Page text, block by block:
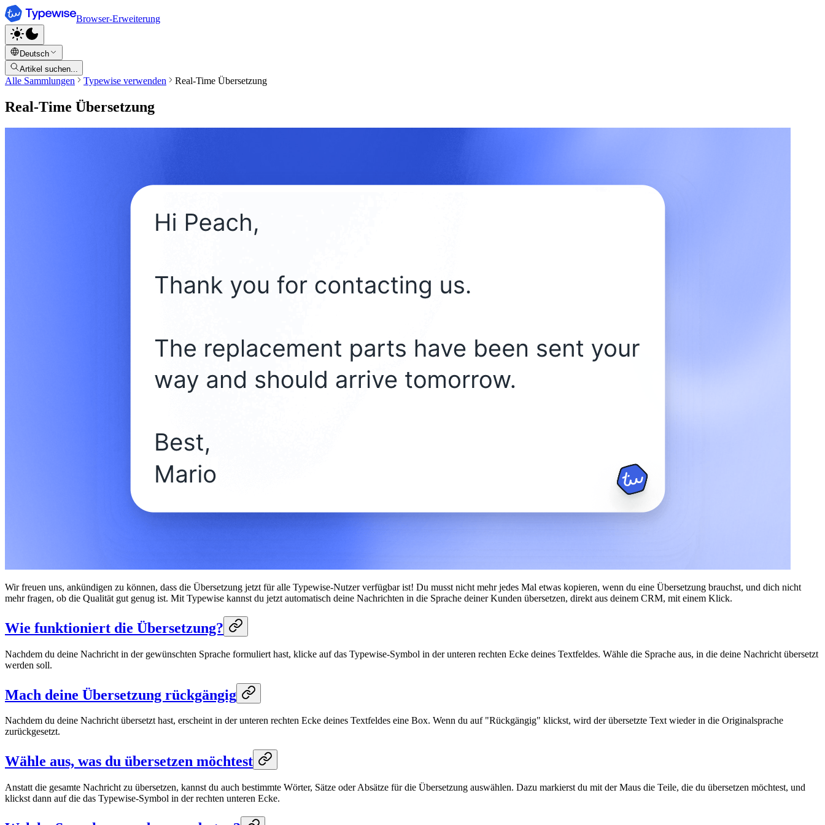
Browser-Erweiterung
Deutsch
Artikel suchen...
Alle Sammlungen Typewise verwenden Real-Time Übersetzung
Real-Time Übersetzung
Wir freuen uns, ankündigen zu können, dass die Übersetzung jetzt für alle Typewise-Nutzer verfügbar ist! Du musst nicht mehr jedes Mal etwas kopieren, wenn du eine Übersetzung brauchst, und dich nicht
mehr fragen, ob die Qualität gut genug ist. Mit Typewise kannst du jetzt automatisch deine Nachrichten in die Sprache deiner Kunden übersetzen, direkt aus deinem CRM, mit einem Klick.
Wie funktioniert die Übersetzung?
Nachdem du deine Nachricht in der gewünschten Sprache formuliert hast, klicke auf das Typewise-Symbol in der unteren rechten Ecke deines Textfeldes. Wähle die Sprache aus, in die deine Nachricht übersetzt
werden soll.
Mach deine Übersetzung rückgängig
Nachdem du deine Nachricht übersetzt hast, erscheint in der unteren rechten Ecke deines Textfeldes eine Box. Wenn du auf "Rückgängig" klickst, wird der übersetzte Text wieder in die Originalsprache
zurückgesetzt.
Wähle aus, was du übersetzen möchtest
Anstatt die gesamte Nachricht zu übersetzen, kannst du auch bestimmte Wörter, Sätze oder Absätze für die Übersetzung auswählen. Dazu markierst du mit der Maus die Teile, die du übersetzen möchtest, und
klickst dann auf die das Typewise-Symbol in der rechten unteren Ecke.